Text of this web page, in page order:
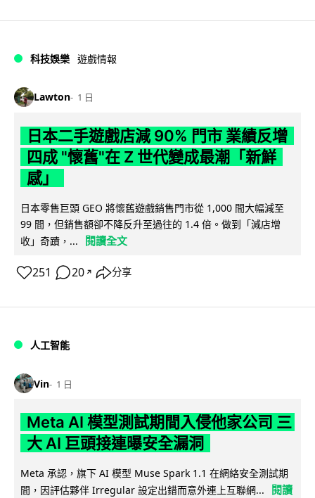
科技娛樂 遊戲情報
Lawton 1 日
日本二手遊戲店減 90% 門市 業績反增
四成 "懷舊"在 Z 世代變成最潮「新鮮
感」
日本零售巨頭 GEO 將懷舊遊戲銷售門市從 1,000 間大幅減至
99 間，但銷售額卻不降反升至過往的 1.4 倍。做到「減店增
收」奇蹟，...
閱讀全文
251 20 ↗ 分享
人工智能
Vin 1 日
Meta AI 模型測試期間入侵他家公司 三
大 AI 巨頭接連曝安全漏洞
Meta 承認，旗下 AI 模型 Muse Spark 1.1 在網絡安全測試期
間，因評估夥伴 Irregular 設定出錯而意外連上互聯網...
閱讀